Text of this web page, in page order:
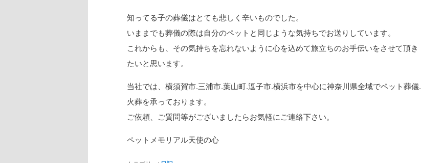
知ってる子の葬儀はとても悲しく辛いものでした。
いままでも葬儀の際は自分のペットと同じような気持ちでお送りしています。
これからも、その気持ちを忘れないように心を込めて旅立ちのお手伝いをさせて頂き
たいと思います。
当社では、横須賀市.三浦市.葉山町.逗子市.横浜市を中心に神奈川県全域でペット葬儀.
火葬を承っております。
ご依頼、ご質問等がございましたらお気軽にご連絡下さい。
ペットメモリアル天使の心